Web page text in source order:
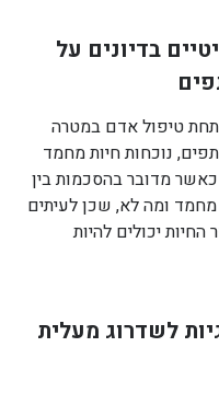
בדיונים על
טיפול אדם במטרה
נוכחות חיות מחמד
מדובר בהסכמות בין
ומה לא, שכן לעיתים
יכולים להיות
לשדרוג מעלית